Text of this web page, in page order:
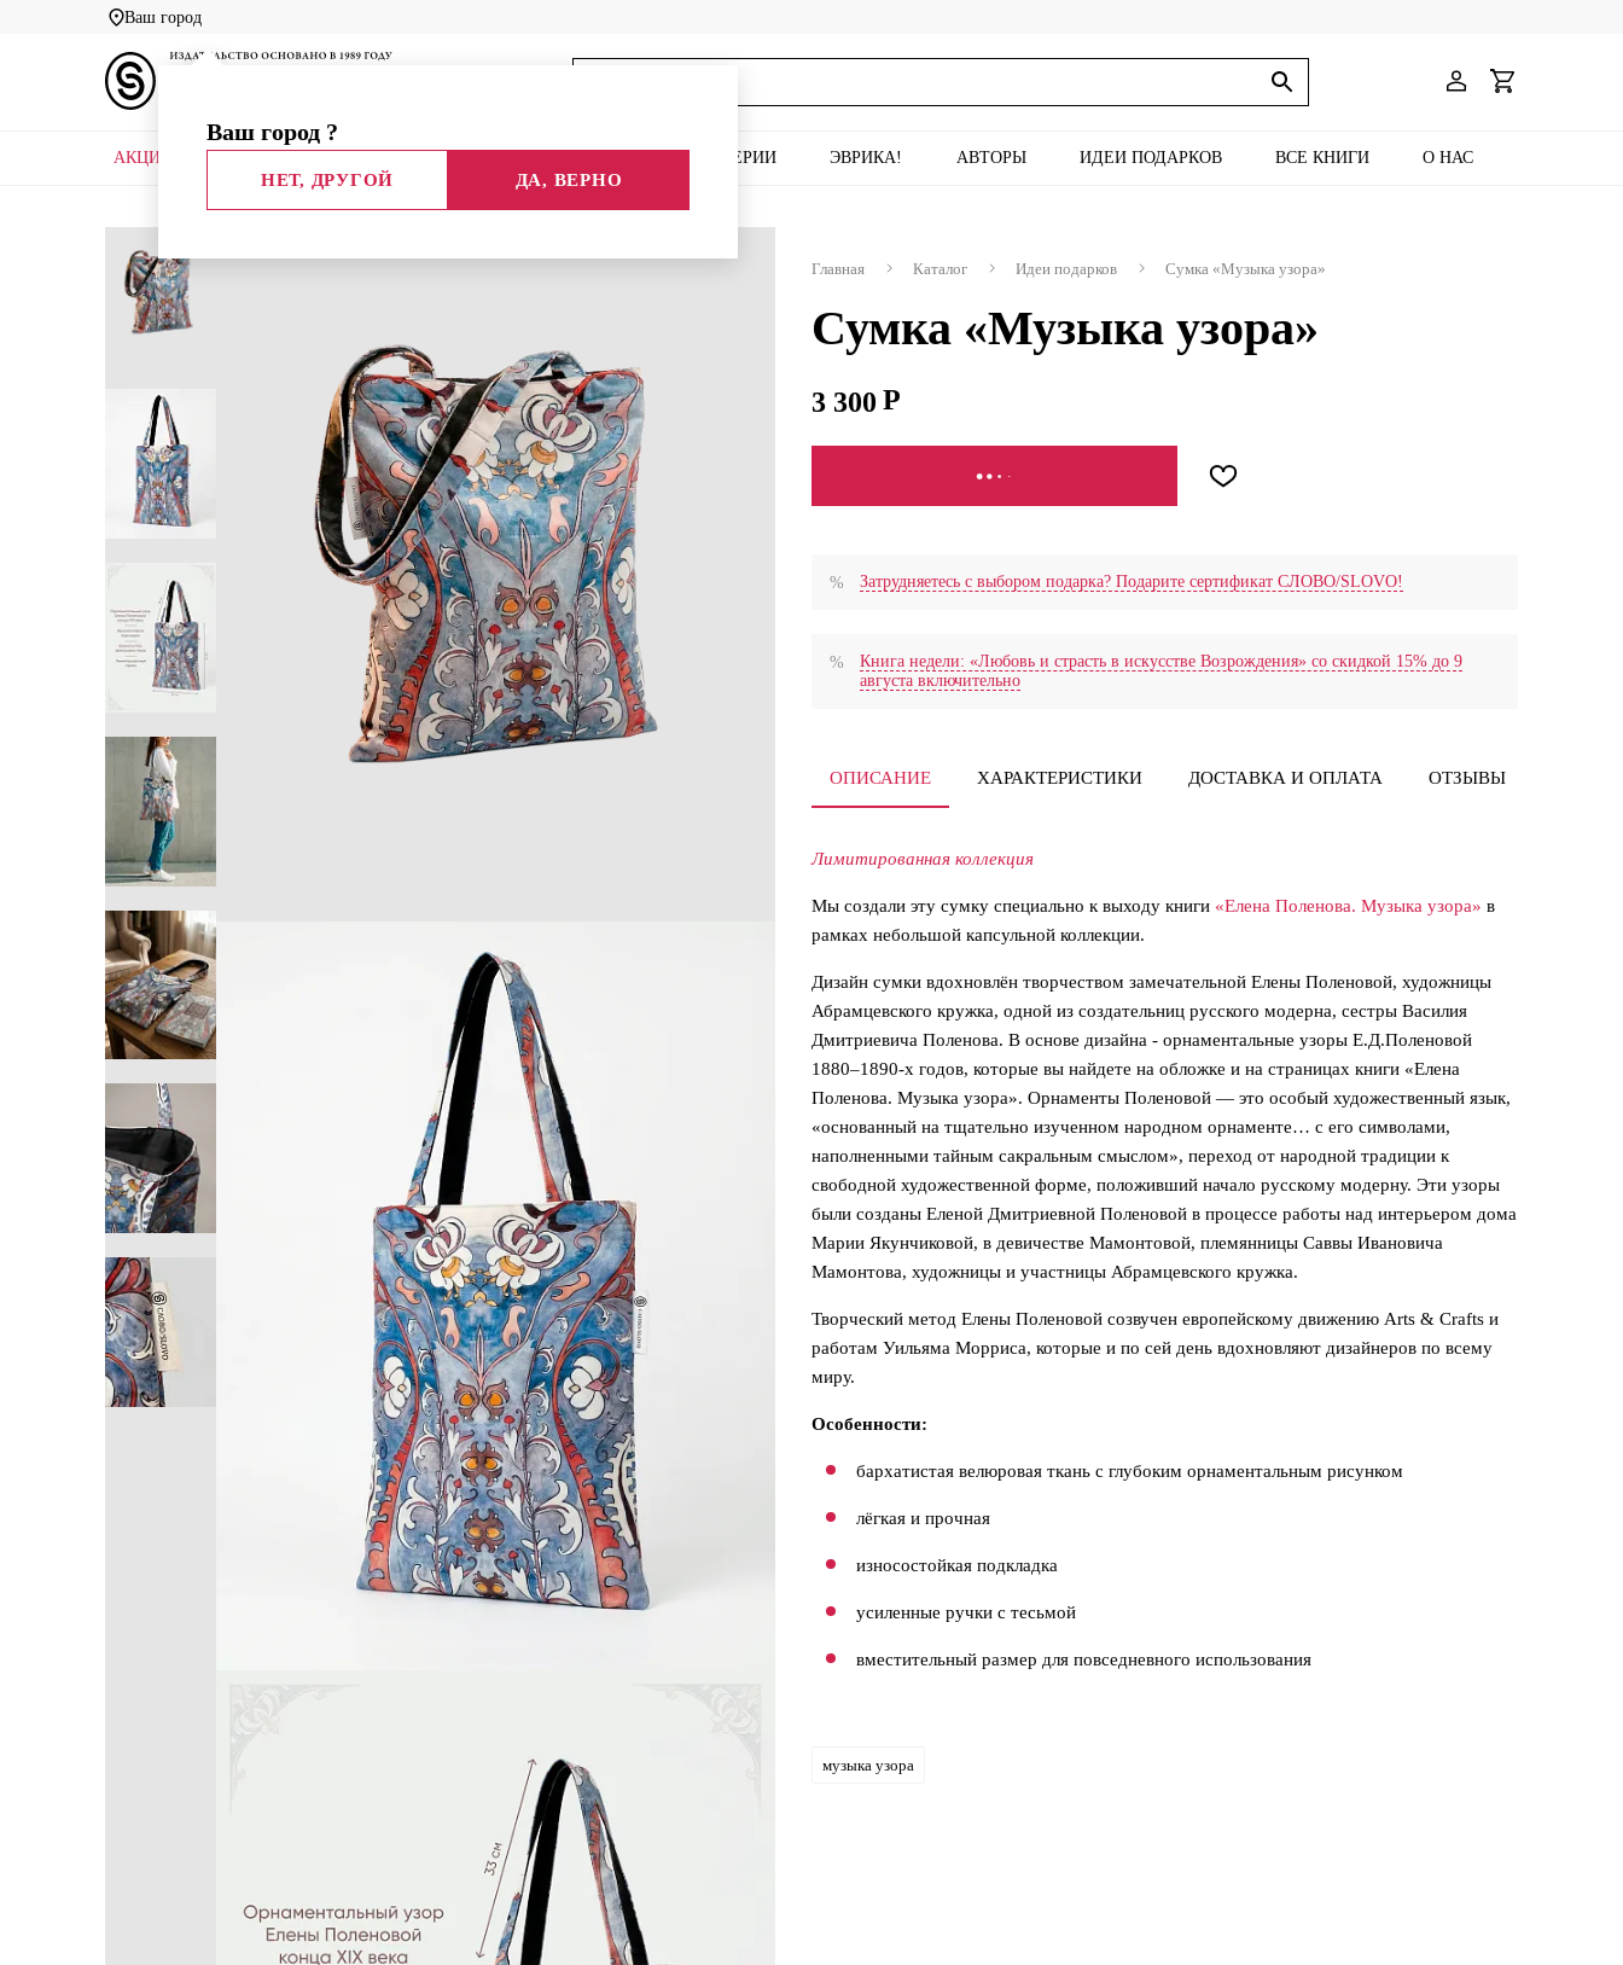
Ваш город
Ваш город ?
НЕТ, ДРУГОЙ ДА, ВЕРНО
АКЦИИ СЕРИИ ЭВРИКА! АВТОРЫ ИДЕИ ПОДАРКОВ ВСЕ КНИГИ О НАС
Главная
Каталог Идеи подарков Сумка «Музыка узора»
Сумка «Музыка узора»
3 300
В КОРЗИНУ
Затрудняетесь с выбором подарка? Подарите сертификат СЛОВО/SLOVO!
Книга недели: «Любовь и страсть в искусстве Возрождения» со скидкой 15% до 9
августа включительно
ОПИСАНИЕ ХАРАКТЕРИСТИКИ ДОСТАВКА И ОПЛАТА ОТЗЫВЫ
Лимитированная коллекция
Мы создали эту сумку специально к выходу книги «Елена Поленова. Музыка узора» в
рамках небольшой капсульной коллекции.
Дизайн сумки вдохновлён творчеством замечательной Елены Поленовой, художницы
Абрамцевского кружка, одной из создательниц русского модерна, сестры Василия
Дмитриевича Поленова. В основе дизайна - орнаментальные узоры Е.Д.Поленовой
1880–1890-х годов, которые вы найдете на обложке и на страницах книги «Елена
Поленова. Музыка узора». Орнаменты Поленовой — это особый художественный язык,
«основанный на тщательно изученном народном орнаменте… с его символами,
наполненными тайным сакральным смыслом», переход от народной традиции к
свободной художественной форме, положивший начало русскому модерну. Эти узоры
были созданы Еленой Дмитриевной Поленовой в процессе работы над интерьером дома
Марии Якунчиковой, в девичестве Мамонтовой, племянницы Саввы Ивановича
Мамонтова, художницы и участницы Абрамцевского кружка.
Творческий метод Елены Поленовой созвучен европейскому движению Arts & Crafts и
работам Уильяма Морриса, которые и по сей день вдохновляют дизайнеров по всему
миру.
Особенности:
бархатистая велюровая ткань с глубоким орнаментальным рисунком
лёгкая и прочная
износостойкая подкладка
усиленные ручки с тесьмой
вместительный размер для повседневного использования
музыка узора